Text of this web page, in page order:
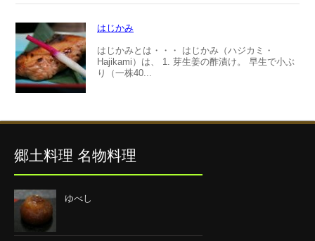
はじかみ
はじかみとは・・・ はじかみ（ハジカミ・
Hajikami）は、 1. 芽生姜の酢漬け。 早生で小ぶ
り（一株40...
郷土料理 名物料理
ゆべし